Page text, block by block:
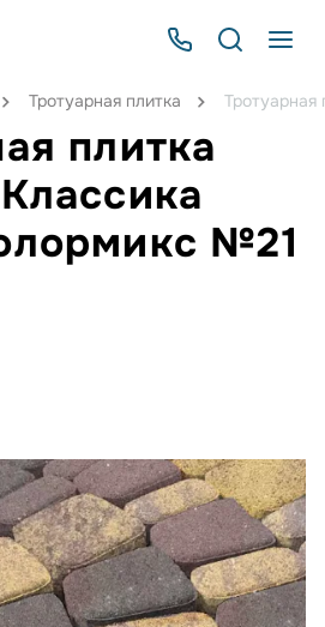
Тротуарная плитка
плитка
№21